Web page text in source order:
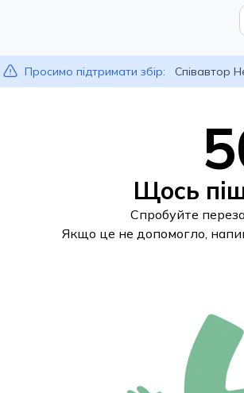
Просимо підтримати збір: Співавтор
Щось
Спробуйте
Якщо це не допомогло,